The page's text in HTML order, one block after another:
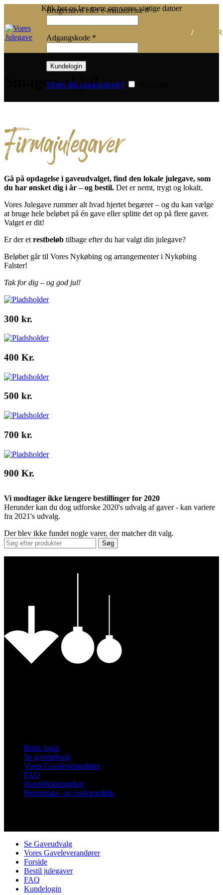
Klik her os læs mere om vores vigtige datoer
Brugernavn eller e-mailadresse*Påkrævet
Adgangskode *
Kundelogin
Mistet din adgangskode?
/
Smagen af jul
Firmajulegaver
Gå på opdagelse i gaveudvalget, find den lokale julegave, som
du har ønsket dig i år – og bestil. Det er nemt, trygt og lokalt.
Vores Julegave rummer alt hvad hjertet begærer – og du kan vælge
at bruge hele beløbet på én gave eller splitte det op på flere gaver.
Valget er dit!
Er der et restbeløb tilbage efter du har valgt din julegave?
Beløbet går til Vores Nykøbing og arrangementer i Nykøbing
Falster!
Tak for dig – og god jul!
300 kr.
400 Kr.
500 kr.
700 kr.
900 Kr.
Vi modtager ikke længere bestillinger for 2020
Herunder kan du dog udforske 2020's udvalg af gaver - kan variere
fra 2021's udvalg.
Der blev ikke fundet nogle varer, der matcher dit valg.
Søg
Butik login
Se gaveudvalg
Vores Gaveleverandører
FAQ
Handelsbetingelser
Persondata- og cookiepolitik
Se Gaveudvalg
Vores Gaveleverandører
Forside
Bestil julegaver
FAQ
Kundelogin